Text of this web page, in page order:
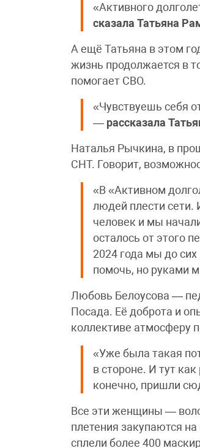
«Активного
сказала Татьяна
А ещё Татьяна в этом
жизнь продолжается в
помогает СВО.
«Чувствуешь себя
— рассказала
Наталья Рычкина, в
СНТ. Говорит,
«В «Активном
людей плести
человек и мы
осталось от этого
2024 года мы до
помочь, но
Любовь Белоусова —
Посада. Её доброта и
коллективе атмосферу
«Уже была такая
в стороне. И тут
конечно, пришли
Все эти женщины —
плетения закупаются
сплели более 400